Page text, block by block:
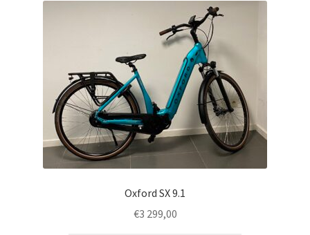
Oxford SX 9.1
€3 299,00